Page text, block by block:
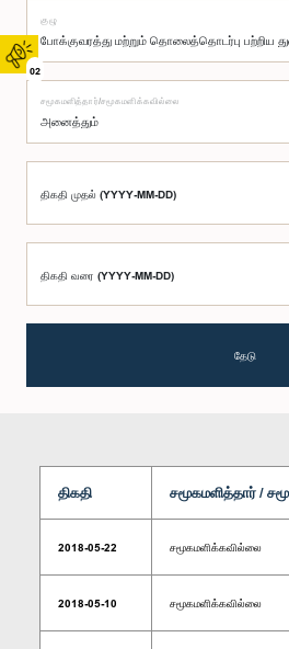
02
குழு
சமூகமளித்தார்/சமூகமளிக்கவில்லை
திகதி முதல் (YYYY-MM-DD)
திகதி வரை (YYYY-MM-DD)
தேடு
திகதி சமூகமளித்தார் /
2018-05-22 சமூகமளிக்கவில்லை
2018-05-10 சமூகமளிக்கவில்லை